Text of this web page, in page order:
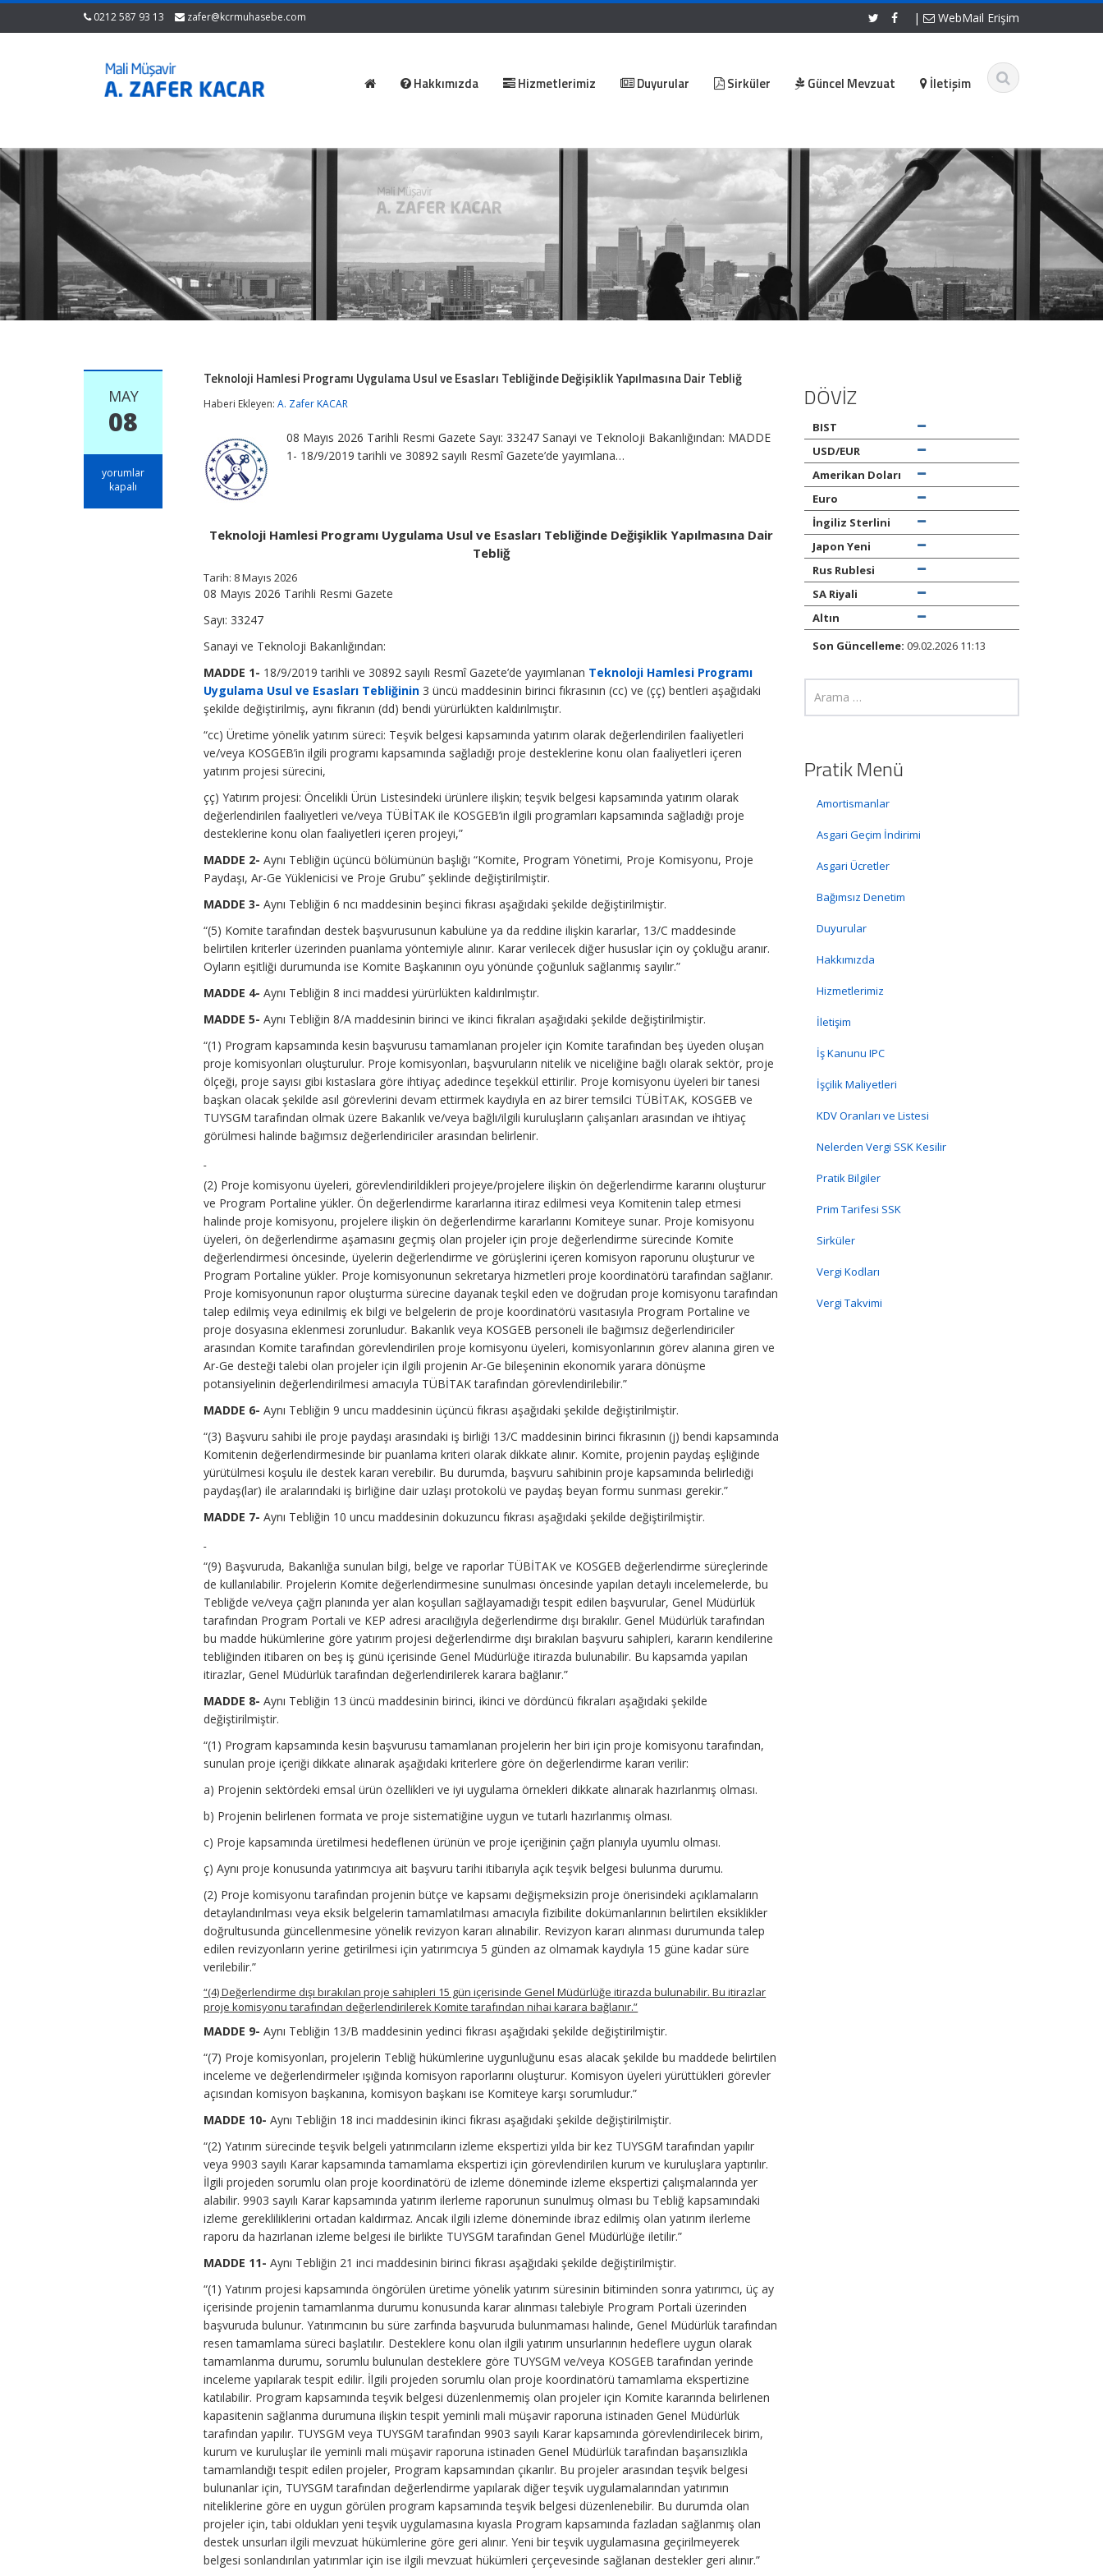
0212 587 93 13 zafer@kcrmuhasebe.com | WebMail Erişim
Hakkımızda Hizmetlerimiz Duyurular Sirküler Güncel Mevzuat İletişim
MAY
08
Teknoloji
Hamlesi
yorumlar
kapalı
Teknoloji Hamlesi Programı Uygulama Usul ve Esasları Tebliğinde Değişiklik Yapılmasına Dair Tebliğ
Haberi Ekleyen:A. Zafer KACAR
08 Mayıs 2026 Tarihli Resmi Gazete Sayı: 33247 Sanayi ve Teknoloji Bakanlığından: MADDE
1- 18/9/2019 tarihli ve 30892 sayılı Resmî Gazete’de yayımlana…
Teknoloji Hamlesi Programı Uygulama Usul ve Esasları Tebliğinde Değişiklik Yapılmasına Dair
Tebliğ
Tarih: 8 Mayıs 2026
08 Mayıs 2026 Tarihli Resmi Gazete
Sayı: 33247
Sanayi ve Teknoloji Bakanlığından:
MADDE 1- 18/9/2019 tarihli ve 30892 sayılı Resmî Gazete’de yayımlanan Teknoloji Hamlesi Programı
Uygulama Usul ve Esasları Tebliğinin 3 üncü maddesinin birinci fıkrasının (cc) ve (çç) bentleri aşağıdaki
şekilde değiştirilmiş, aynı fıkranın (dd) bendi yürürlükten kaldırılmıştır.
“cc) Üretime yönelik yatırım süreci: Teşvik belgesi kapsamında yatırım olarak değerlendirilen faaliyetleri
ve/veya KOSGEB’in ilgili programı kapsamında sağladığı proje desteklerine konu olan faaliyetleri içeren
yatırım projesi sürecini,
çç) Yatırım projesi: Öncelikli Ürün Listesindeki ürünlere ilişkin; teşvik belgesi kapsamında yatırım olarak
değerlendirilen faaliyetleri ve/veya TÜBİTAK ile KOSGEB’in ilgili programları kapsamında sağladığı proje
desteklerine konu olan faaliyetleri içeren projeyi,”
MADDE 2-Aynı Tebliğin üçüncü bölümünün başlığı “Komite, Program Yönetimi, Proje Komisyonu, Proje
Paydaşı, Ar-Ge Yüklenicisi ve Proje Grubu” şeklinde değiştirilmiştir.
MADDE 3-Aynı Tebliğin 6 ncı maddesinin beşinci fıkrası aşağıdaki şekilde değiştirilmiştir.
“(5) Komite tarafından destek başvurusunun kabulüne ya da reddine ilişkin kararlar, 13/C maddesinde
belirtilen kriterler üzerinden puanlama yöntemiyle alınır. Karar verilecek diğer hususlar için oy çokluğu aranır.
Oyların eşitliği durumunda ise Komite Başkanının oyu yönünde çoğunluk sağlanmış sayılır.”
MADDE 4-Aynı Tebliğin 8 inci maddesi yürürlükten kaldırılmıştır.
MADDE 5-Aynı Tebliğin 8/A maddesinin birinci ve ikinci fıkraları aşağıdaki şekilde değiştirilmiştir.
“(1) Program kapsamında kesin başvurusu tamamlanan projeler için Komite tarafından beş üyeden oluşan
proje komisyonları oluşturulur. Proje komisyonları, başvuruların nitelik ve niceliğine bağlı olarak sektör, proje
ölçeği, proje sayısı gibi kıstaslara göre ihtiyaç adedince teşekkül ettirilir. Proje komisyonu üyeleri bir tanesi
başkan olacak şekilde asıl görevlerini devam ettirmek kaydıyla en az birer temsilci TÜBİTAK, KOSGEB ve
TUYSGM tarafından olmak üzere Bakanlık ve/veya bağlı/ilgili kuruluşların çalışanları arasından ve ihtiyaç
görülmesi halinde bağımsız değerlendiriciler arasından belirlenir.
(2) Proje komisyonu üyeleri, görevlendirildikleri projeye/projelere ilişkin ön değerlendirme kararını oluşturur
ve Program Portaline yükler. Ön değerlendirme kararlarına itiraz edilmesi veya Komitenin talep etmesi
halinde proje komisyonu, projelere ilişkin ön değerlendirme kararlarını Komiteye sunar. Proje komisyonu
üyeleri, ön değerlendirme aşamasını geçmiş olan projeler için proje değerlendirme sürecinde Komite
değerlendirmesi öncesinde, üyelerin değerlendirme ve görüşlerini içeren komisyon raporunu oluşturur ve
Program Portaline yükler. Proje komisyonunun sekretarya hizmetleri proje koordinatörü tarafından sağlanır.
Proje komisyonunun rapor oluşturma sürecine dayanak teşkil eden ve doğrudan proje komisyonu tarafından
talep edilmiş veya edinilmiş ek bilgi ve belgelerin de proje koordinatörü vasıtasıyla Program Portaline ve
proje dosyasına eklenmesi zorunludur. Bakanlık veya KOSGEB personeli ile bağımsız değerlendiriciler
arasından Komite tarafından görevlendirilen proje komisyonu üyeleri, komisyonlarının görev alanına giren ve
Ar-Ge desteği talebi olan projeler için ilgili projenin Ar-Ge bileşeninin ekonomik yarara dönüşme
potansiyelinin değerlendirilmesi amacıyla TÜBİTAK tarafından görevlendirilebilir.”
MADDE 6-Aynı Tebliğin 9 uncu maddesinin üçüncü fıkrası aşağıdaki şekilde değiştirilmiştir.
“(3) Başvuru sahibi ile proje paydaşı arasındaki iş birliği 13/C maddesinin birinci fıkrasının (j) bendi kapsamında
Komitenin değerlendirmesinde bir puanlama kriteri olarak dikkate alınır. Komite, projenin paydaş eşliğinde
yürütülmesi koşulu ile destek kararı verebilir. Bu durumda, başvuru sahibinin proje kapsamında belirlediği
paydaş(lar) ile aralarındaki iş birliğine dair uzlaşı protokolü ve paydaş beyan formu sunması gerekir.”
MADDE 7-Aynı Tebliğin 10 uncu maddesinin dokuzuncu fıkrası aşağıdaki şekilde değiştirilmiştir.
“(9) Başvuruda, Bakanlığa sunulan bilgi, belge ve raporlar TÜBİTAK ve KOSGEB değerlendirme süreçlerinde
de kullanılabilir. Projelerin Komite değerlendirmesine sunulması öncesinde yapılan detaylı incelemelerde, bu
Tebliğde ve/veya çağrı planında yer alan koşulları sağlayamadığı tespit edilen başvurular, Genel Müdürlük
tarafından Program Portali ve KEP adresi aracılığıyla değerlendirme dışı bırakılır. Genel Müdürlük tarafından
bu madde hükümlerine göre yatırım projesi değerlendirme dışı bırakılan başvuru sahipleri, kararın kendilerine
tebliğinden itibaren on beş iş günü içerisinde Genel Müdürlüğe itirazda bulunabilir. Bu kapsamda yapılan
itirazlar, Genel Müdürlük tarafından değerlendirilerek karara bağlanır.”
MADDE 8-Aynı Tebliğin 13 üncü maddesinin birinci, ikinci ve dördüncü fıkraları aşağıdaki şekilde
değiştirilmiştir.
“(1) Program kapsamında kesin başvurusu tamamlanan projelerin her biri için proje komisyonu tarafından,
sunulan proje içeriği dikkate alınarak aşağıdaki kriterlere göre ön değerlendirme kararı verilir:
a) Projenin sektördeki emsal ürün özellikleri ve iyi uygulama örnekleri dikkate alınarak hazırlanmış olması.
b) Projenin belirlenen formata ve proje sistematiğine uygun ve tutarlı hazırlanmış olması.
c) Proje kapsamında üretilmesi hedeflenen ürünün ve proje içeriğinin çağrı planıyla uyumlu olması.
ç) Aynı proje konusunda yatırımcıya ait başvuru tarihi itibarıyla açık teşvik belgesi bulunma durumu.
(2) Proje komisyonu tarafından projenin bütçe ve kapsamı değişmeksizin proje önerisindeki açıklamaların
detaylandırılması veya eksik belgelerin tamamlatılması amacıyla fizibilite dokümanlarının belirtilen eksiklikler
doğrultusunda güncellenmesine yönelik revizyon kararı alınabilir. Revizyon kararı alınması durumunda talep
edilen revizyonların yerine getirilmesi için yatırımcıya 5 günden az olmamak kaydıyla 15 güne kadar süre
verilebilir.”
“(4) Değerlendirme dışı bırakılan proje sahipleri 15 gün içerisinde Genel Müdürlüğe itirazda bulunabilir. Bu itirazlar
proje komisyonu tarafından değerlendirilerek Komite tarafından nihai karara bağlanır.”
MADDE 9-Aynı Tebliğin 13/B maddesinin yedinci fıkrası aşağıdaki şekilde değiştirilmiştir.
“(7) Proje komisyonları, projelerin Tebliğ hükümlerine uygunluğunu esas alacak şekilde bu maddede belirtilen
inceleme ve değerlendirmeler ışığında komisyon raporlarını oluşturur. Komisyon üyeleri yürüttükleri görevler
açısından komisyon başkanına, komisyon başkanı ise Komiteye karşı sorumludur.”
MADDE 10-Aynı Tebliğin 18 inci maddesinin ikinci fıkrası aşağıdaki şekilde değiştirilmiştir.
“(2) Yatırım sürecinde teşvik belgeli yatırımcıların izleme ekspertizi yılda bir kez TUYSGM tarafından yapılır
veya 9903 sayılı Karar kapsamında tamamlama ekspertizi için görevlendirilen kurum ve kuruluşlara yaptırılır.
İlgili projeden sorumlu olan proje koordinatörü de izleme döneminde izleme ekspertizi çalışmalarında yer
alabilir. 9903 sayılı Karar kapsamında yatırım ilerleme raporunun sunulmuş olması bu Tebliğ kapsamındaki
izleme gerekliliklerini ortadan kaldırmaz. Ancak ilgili izleme döneminde ibraz edilmiş olan yatırım ilerleme
raporu da hazırlanan izleme belgesi ile birlikte TUYSGM tarafından Genel Müdürlüğe iletilir.”
MADDE 11-Aynı Tebliğin 21 inci maddesinin birinci fıkrası aşağıdaki şekilde değiştirilmiştir.
“(1) Yatırım projesi kapsamında öngörülen üretime yönelik yatırım süresinin bitiminden sonra yatırımcı, üç ay
içerisinde projenin tamamlanma durumu konusunda karar alınması talebiyle Program Portali üzerinden
başvuruda bulunur. Yatırımcının bu süre zarfında başvuruda bulunmaması halinde, Genel Müdürlük tarafından
resen tamamlama süreci başlatılır. Desteklere konu olan ilgili yatırım unsurlarının hedeflere uygun olarak
tamamlanma durumu, sorumlu bulunulan desteklere göre TUYSGM ve/veya KOSGEB tarafından yerinde
inceleme yapılarak tespit edilir. İlgili projeden sorumlu olan proje koordinatörü tamamlama ekspertizine
katılabilir. Program kapsamında teşvik belgesi düzenlenmemiş olan projeler için Komite kararında belirlenen
kapasitenin sağlanma durumuna ilişkin tespit yeminli mali müşavir raporuna istinaden Genel Müdürlük
tarafından yapılır. TUYSGM veya TUYSGM tarafından 9903 sayılı Karar kapsamında görevlendirilecek birim,
kurum ve kuruluşlar ile yeminli mali müşavir raporuna istinaden Genel Müdürlük tarafından başarısızlıkla
tamamlandığı tespit edilen projeler, Program kapsamından çıkarılır. Bu projeler arasından teşvik belgesi
bulunanlar için, TUYSGM tarafından değerlendirme yapılarak diğer teşvik uygulamalarından yatırımın
niteliklerine göre en uygun görülen program kapsamında teşvik belgesi düzenlenebilir. Bu durumda olan
projeler için, tabi oldukları yeni teşvik uygulamasına kıyasla Program kapsamında fazladan sağlanmış olan
destek unsurları ilgili mevzuat hükümlerine göre geri alınır. Yeni bir teşvik uygulamasına geçirilmeyerek
belgesi sonlandırılan yatırımlar için ise ilgili mevzuat hükümleri çerçevesinde sağlanan destekler geri alınır.”
DÖVİZ
BIST
USD/EUR
Amerikan Doları
Euro
İngiliz Sterlini
Japon Yeni
Rus Rublesi
SA Riyali
Altın
Son Güncelleme: 09.02.2026 11:13
Pratik Menü
Amortismanlar
Asgari Geçim İndirimi
Asgari Ücretler
Bağımsız Denetim
Duyurular
Hakkımızda
Hizmetlerimiz
İletişim
İş Kanunu IPC
İşçilik Maliyetleri
KDV Oranları ve Listesi
Nelerden Vergi SSK Kesilir
Pratik Bilgiler
Prim Tarifesi SSK
Sirküler
Vergi Kodları
Vergi Takvimi